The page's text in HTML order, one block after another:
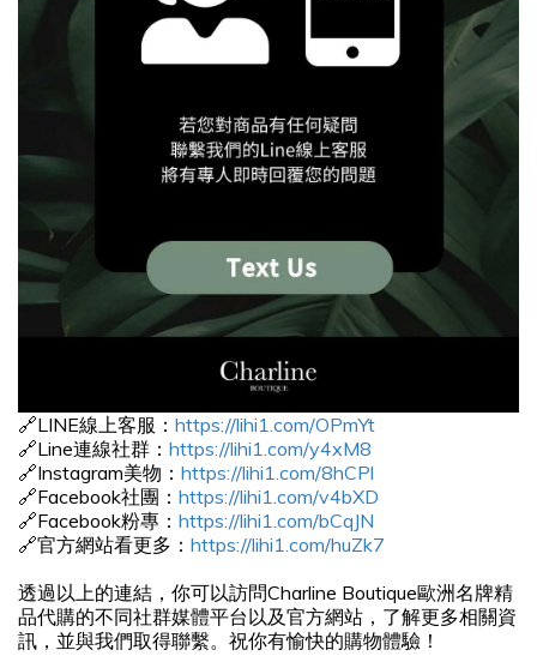
🔗LINE線上客服： https://lihi1.com/OPmYt
🔗Line連線社群： https://lihi1.com/y4xM8
🔗Instagram美物： https://lihi1.com/8hCPl
🔗Facebook社團： https://lihi1.com/v4bXD
🔗Facebook粉專： https://lihi1.com/bCqJN
🔗官方網站看更多： https://lihi1.com/huZk7
透過以上的連結，你可以訪問Charline Boutique歐洲名牌精
品代購的不同社群媒體平台以及官方網站，了解更多相關資
訊，並與我們取得聯繫。祝你有愉快的購物體驗！